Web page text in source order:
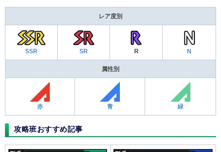
レア度別
SSR SR R N
属性別
赤 青 緑
攻略班おすすめ記事